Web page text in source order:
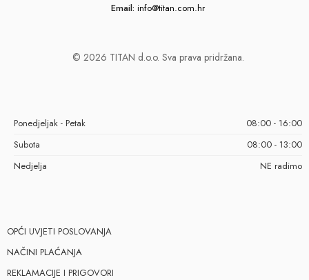
Email: info@titan.com.hr
© 2026 TITAN d.o.o. Sva prava pridržana.
Ponedjeljak - Petak
08:00 - 16:00
Subota
08:00 - 13:00
Nedjelja
NE radimo
OPĆI UVJETI POSLOVANJA
NAČINI PLAĆANJA
REKLAMACIJE I PRIGOVORI